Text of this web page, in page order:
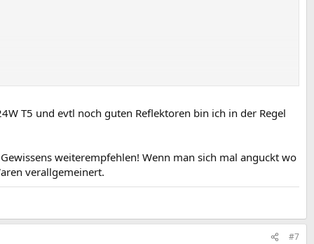
T5 und evtl noch guten Reflektoren bin ich in der Regel
weiterempfehlen! Wenn man sich mal anguckt wo
verallgemeinert.
#7